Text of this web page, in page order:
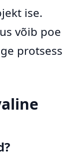
ise.
võib poe
protsess